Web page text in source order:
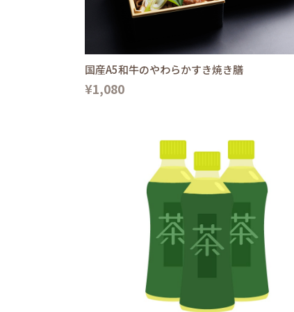
国産A5和牛のやわらかすき焼き膳
¥1,080